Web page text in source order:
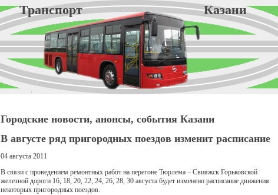
Транспорт Казани
Городские новости, анонсы, события Казани
В августе ряд пригородных поездов изменит расписание
04 августа 2011
В связи с проведением ремонтных работ на перегоне Тюрлема – Свияжск Горьковской
железной дороги 16, 18, 20, 22, 24, 26, 28, 30 августа будет изменено расписание движения
некоторых пригородных поездов.